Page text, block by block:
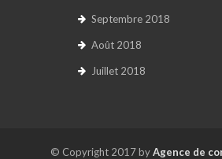
Septembre 2018
Août 2018
Juillet 2018
© Copyright 2017 byAgence de